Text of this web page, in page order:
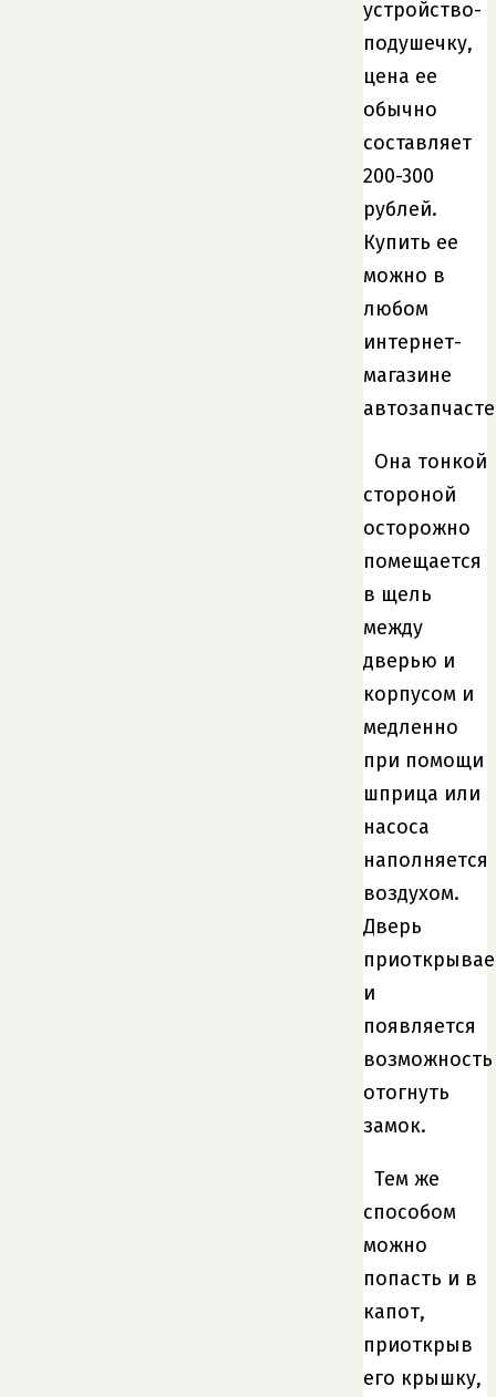
устройство-
подушечку,
цена ее
обычно
составляет
200-300
рублей.
Купить ее
можно в
любом
интернет-
магазине
Она тонкой
стороной
осторожно
помещается
в щель
между
дверью и
корпусом и
медленно
при помощи
шприца или
насоса
наполняется
воздухом.
Дверь
и
появляется
возможность
отогнуть
замок.
Тем же
способом
можно
попасть и в
капот,
приоткрыв
его крышку,